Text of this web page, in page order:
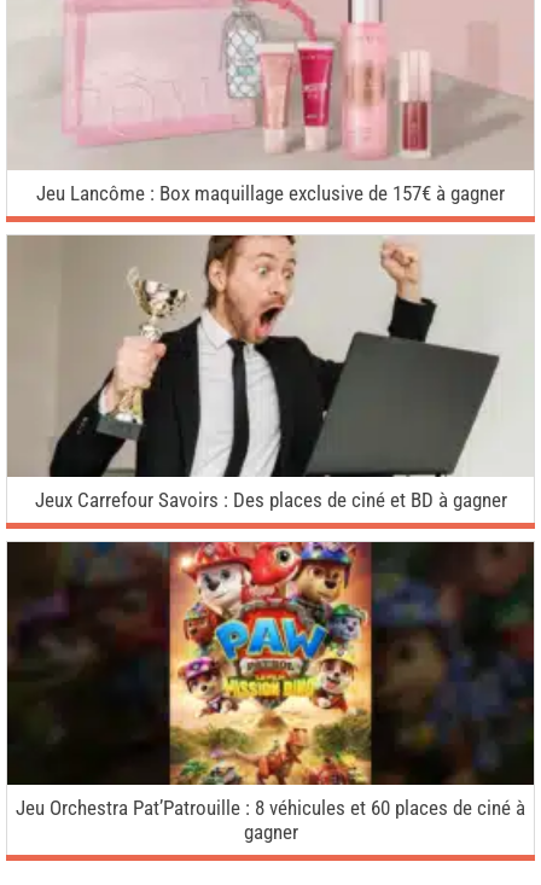
Jeu Lancôme : Box maquillage exclusive de 157€ à gagner
Jeux Carrefour Savoirs : Des places de ciné et BD à gagner
Jeu Orchestra Pat’Patrouille : 8 véhicules et 60 places de ciné à
gagner